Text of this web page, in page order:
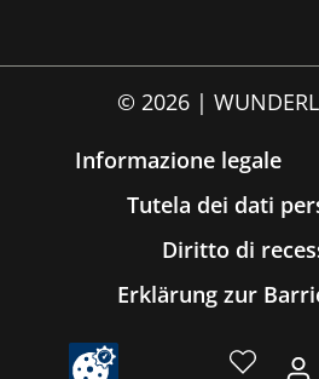
© 2026 |
Informazione legale
Tutela dei dati
Diritto di
Erklärung zur